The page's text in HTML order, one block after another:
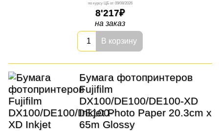
09/08/2026
8'217
на заказ
В корзину
Бумага фотопринтеров
Fujifilm
DX100/DE100/DE100-XD
Inkjet Photo Paper 20.3cm x
65m Glossy